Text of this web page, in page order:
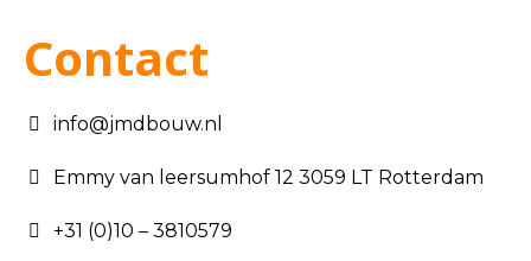
Contact
info@jmdbouw.nl
Emmy van leersumhof 12 3059 LT Rotterdam
+31 (0)10 – 3810579